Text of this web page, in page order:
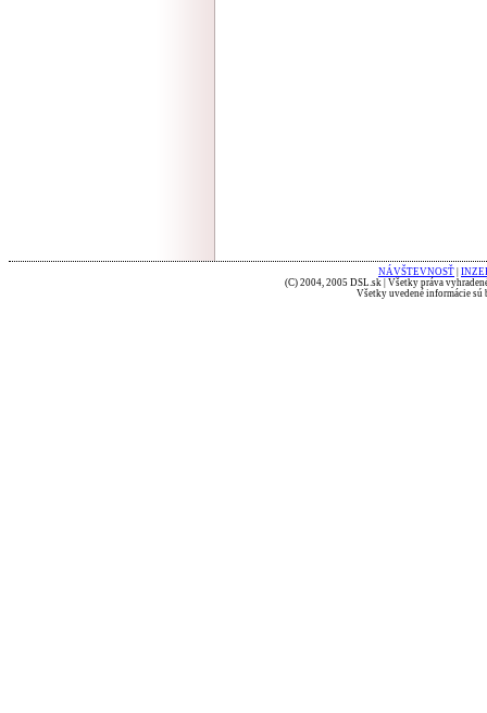
NÁVŠTEVNOSŤ
(C) 2004, 2005 DSL.sk | Všetky práva
Všetky uvedené informácie sú